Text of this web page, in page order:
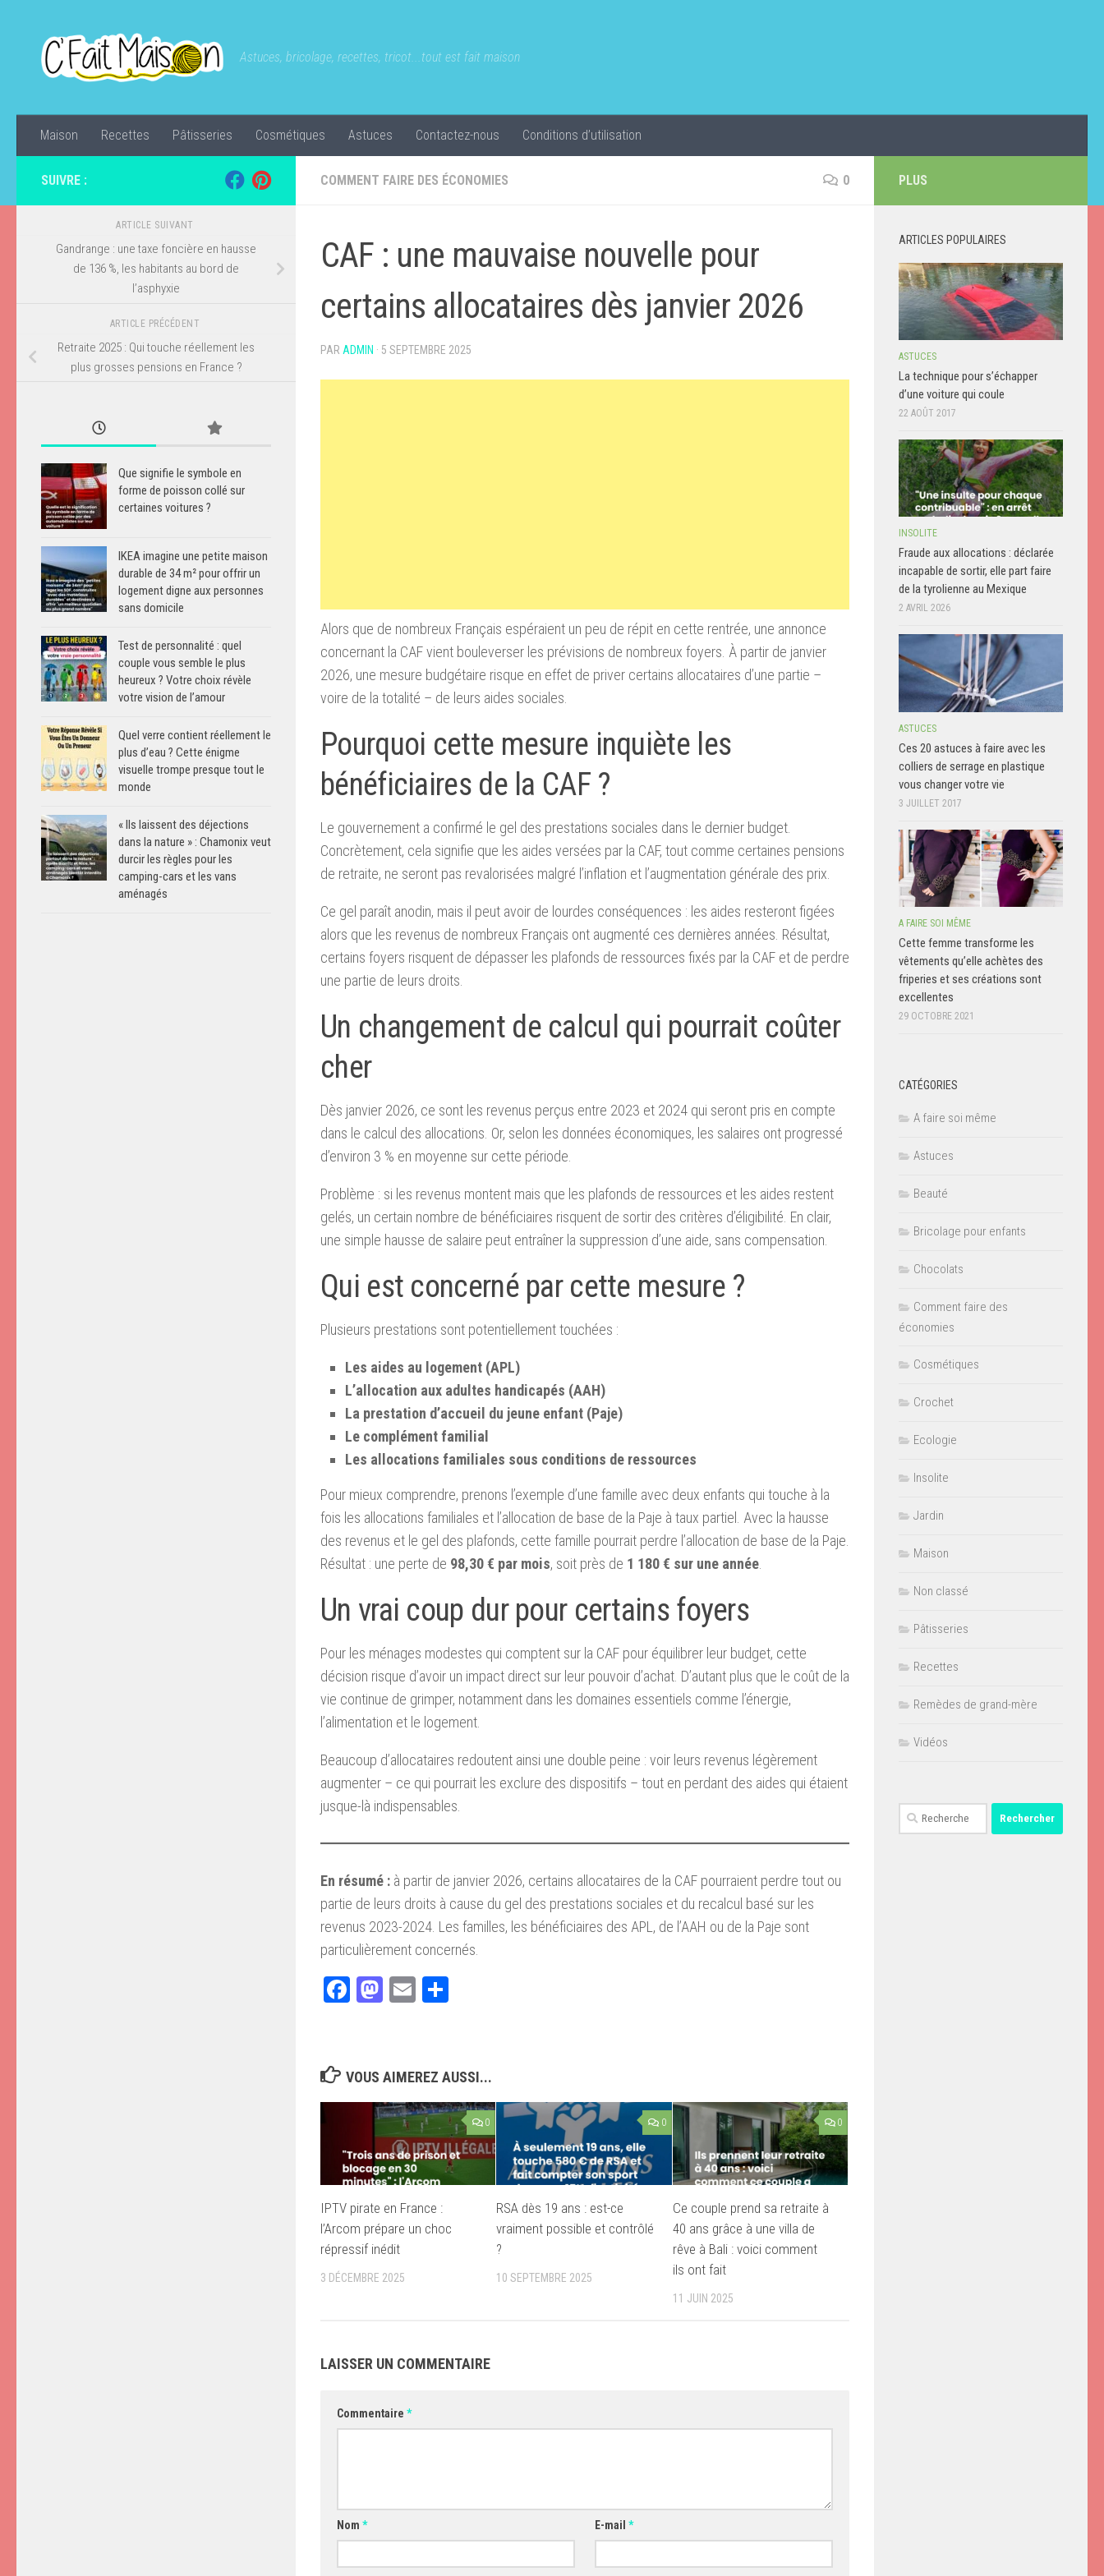
Astuces, bricolage, recettes, tricot...tout est fait maison
Maison Recettes Pâtisseries Cosmétiques Astuces Contactez-nous Conditions d’utilisation
COMMENT FAIRE DES ÉCONOMIES 0
CAF : une mauvaise nouvelle pour
certains allocataires dès janvier 2026
PAR ADMIN · 5 SEPTEMBRE 2025
Alors que de nombreux Français espéraient un peu de répit en cette rentrée, une annonce
concernant la CAF vient bouleverser les prévisions de nombreux foyers. À partir de janvier
2026, une mesure budgétaire risque en effet de priver certains allocataires d’une partie –
voire de la totalité – de leurs aides sociales.
Pourquoi cette mesure inquiète les
bénéficiaires de la CAF ?
Le gouvernement a confirmé le gel des prestations sociales dans le dernier budget.
Concrètement, cela signifie que les aides versées par la CAF, tout comme certaines pensions
de retraite, ne seront pas revalorisées malgré l’inflation et l’augmentation générale des prix.
Ce gel paraît anodin, mais il peut avoir de lourdes conséquences : les aides resteront figées
alors que les revenus de nombreux Français ont augmenté ces dernières années. Résultat,
certains foyers risquent de dépasser les plafonds de ressources fixés par la CAF et de perdre
une partie de leurs droits.
Un changement de calcul qui pourrait coûter
cher
Dès janvier 2026, ce sont les revenus perçus entre 2023 et 2024 qui seront pris en compte
dans le calcul des allocations. Or, selon les données économiques, les salaires ont progressé
d’environ 3 % en moyenne sur cette période.
Problème : si les revenus montent mais que les plafonds de ressources et les aides restent
gelés, un certain nombre de bénéficiaires risquent de sortir des critères d’éligibilité. En clair,
une simple hausse de salaire peut entraîner la suppression d’une aide, sans compensation.
Qui est concerné par cette mesure ?
Plusieurs prestations sont potentiellement touchées :
Les aides au logement (APL)
L’allocation aux adultes handicapés (AAH)
La prestation d’accueil du jeune enfant (Paje)
Le complément familial
Les allocations familiales sous conditions de ressources
Pour mieux comprendre, prenons l’exemple d’une famille avec deux enfants qui touche à la
fois les allocations familiales et l’allocation de base de la Paje à taux partiel. Avec la hausse
des revenus et le gel des plafonds, cette famille pourrait perdre l’allocation de base de la Paje.
Résultat : une perte de 98,30 € par mois, soit près de 1 180 € sur une année
Un vrai coup dur pour certains foyers
Pour les ménages modestes qui comptent sur la CAF pour équilibrer leur budget, cette
décision risque d’avoir un impact direct sur leur pouvoir d’achat. D’autant plus que le coût de la
vie continue de grimper, notamment dans les domaines essentiels comme l’énergie,
l’alimentation et le logement.
Beaucoup d’allocataires redoutent ainsi une double peine : voir leurs revenus légèrement
augmenter – ce qui pourrait les exclure des dispositifs – tout en perdant des aides qui étaient
jusque-là indispensables.
En résumé : à partir de janvier 2026, certains allocataires de la CAF pourraient perdre tout ou
partie de leurs droits à cause du gel des prestations sociales et du recalcul basé sur les
revenus 2023-2024. Les familles, les bénéficiaires des APL, de l’AAH ou de la Paje sont
particulièrement concernés.
Facebook
Mastodon
Email
VOUS AIMEREZ AUSSI...
0
IPTV pirate en France :
l’Arcom prépare un choc
répressif inédit
3 DÉCEMBRE 2025
0
RSA dès 19 ans : est-ce
vraiment possible et contrôlé
?
10 SEPTEMBRE 2025
0
Ce couple prend sa retraite à
40 ans grâce à une villa de
rêve à Bali : voici comment
ils ont fait
11 JUIN 2025
LAISSER UN COMMENTAIRE
Commentaire *
Nom * E-mail*
SUIVRE :
ARTICLE SUIVANT
Gandrange : une taxe foncière en hausse
de 136 %, les habitants au bord de
l’asphyxie
ARTICLE PRÉCÉDENT
Retraite 2025 : Qui touche réellement les
plus grosses pensions en France ?
Que signifie le symbole en
forme de poisson collé sur
certaines voitures ?
IKEA imagine une petite maison
durable de 34 m² pour offrir un
logement digne aux personnes
sans domicile
Test de personnalité : quel
couple vous semble le plus
heureux ? Votre choix révèle
votre vision de l’amour
Quel verre contient réellement le
plus d’eau ? Cette énigme
visuelle trompe presque tout le
monde
« Ils laissent des déjections
dans la nature » : Chamonix veut
durcir les règles pour les
camping-cars et les vans
aménagés
PLUS
ARTICLES POPULAIRES
ASTUCES
La technique pour s’échapper
d’une voiture qui coule
22 AOÛT 2017
INSOLITE
Fraude aux allocations : déclarée
incapable de sortir, elle part faire
de la tyrolienne au Mexique
2 AVRIL 2026
ASTUCES
Ces 20 astuces à faire avec les
colliers de serrage en plastique
vous changer votre vie
3 JUILLET 2017
A FAIRE SOI MÊME
Cette femme transforme les
vêtements qu’elle achètes des
friperies et ses créations sont
excellentes
29 OCTOBRE 2021
CATÉGORIES
A faire soi même
Astuces
Beauté
Bricolage pour enfants
Chocolats
Comment faire des
économies
Cosmétiques
Crochet
Ecologie
Insolite
Jardin
Maison
Non classé
Pâtisseries
Recettes
Remèdes de grand-mère
Vidéos
Rechercher :